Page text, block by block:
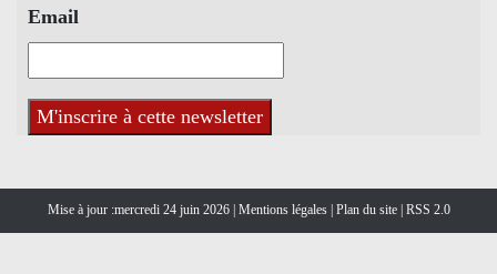
Email
Mise à jour :mercredi 24 juin 2026 | Mentions légales Plan du site RSS 2.0